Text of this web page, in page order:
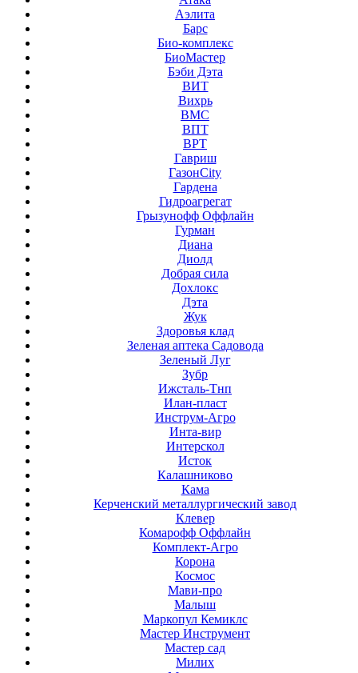
Аэлита
Барс
Био-комплекс
БиоМастер
Бэби Дэта
ВИТ
Вихрь
ВМС
ВПТ
ВРТ
Гавриш
ГазонCity
Гардена
Гидроагрегат
Грызунофф Оффлайн
Гурман
Диана
Диолд
Добрая сила
Дохлокс
Дэта
Жук
Здоровья клад
Зеленая аптека Садовода
Зеленый Луг
Зубр
Ижсталь-Тнп
Илан-пласт
Инструм-Агро
Инта-вир
Интерскол
Исток
Калашниково
Кама
Керченский металлургический завод
Клевер
Комарофф Оффлайн
Комплект-Агро
Корона
Космос
Мави-про
Малыш
Маркопул Кемиклс
Мастер Инструмент
Мастер сад
Милих